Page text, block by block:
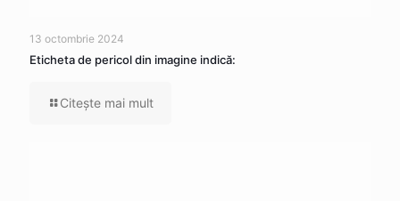
13 octombrie 2024
Eticheta de pericol din imagine indică:
Citeşte mai mult